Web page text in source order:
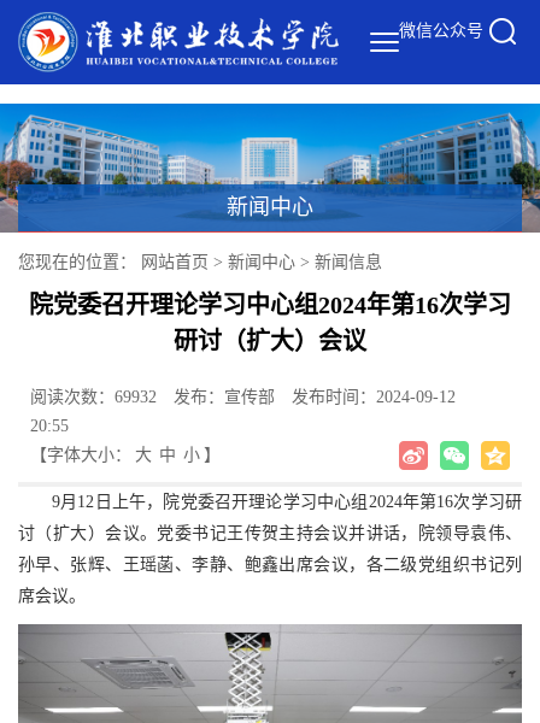
微信公众号
新闻中心
您现在的位置： 网站首页 > 新闻中心 > 新闻信息
院党委召开理论学习中心组2024年第16次学习
研讨（扩大）会议
阅读次数：69932 发布：宣传部
发布时间：2024-09-12
20:55
【字体大小：
大 中 小 】
9月12日上午，院党委召开理论学习中心组2024年第16次学习研
讨（扩大）会议。党委书记王传贺主持会议并讲话，院领导袁伟、
孙早、张辉、王瑶菡、李静、鲍鑫出席会议，各二级党组织书记列
席会议。